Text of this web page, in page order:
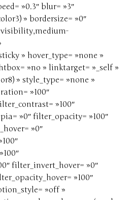
»0.3″ blur= »3″
» bordersize= »0″
visibility,medium-
» hover_type= »none »
»no » linktarget= »_self »
» style_type= »none »
»100″
»100″
»0″ filter_opacity= »100″
»0″
filter_invert_hover= »0″
»100″
»off »